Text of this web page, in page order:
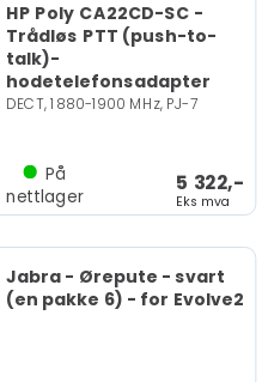
HP Poly CA22CD-SC -
Trådløs PTT (push-to-
talk)-
hodetelefonsadapter
DECT, 1880-1900 MHz, PJ-7
5 322,-
Eks mva
På
nettlager
Jabra - Ørepute - svart
(en pakke 6) - for Evolve2